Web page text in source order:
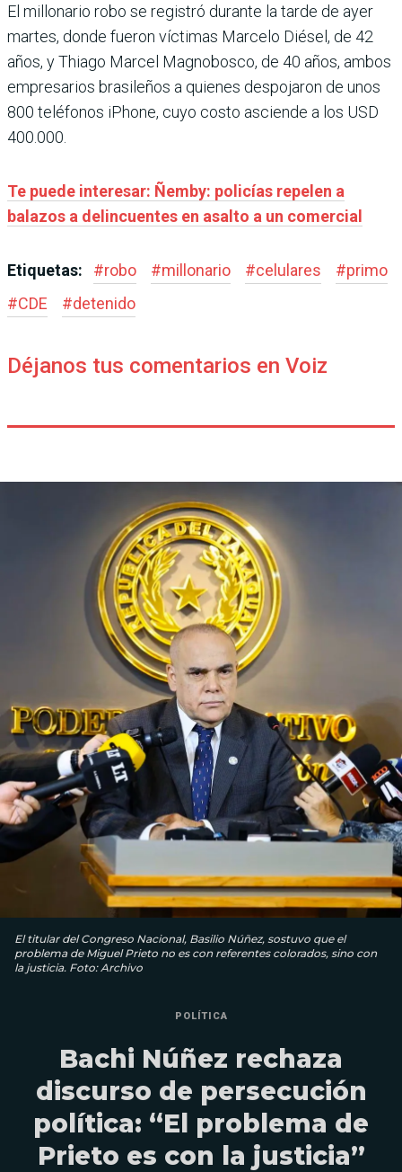
El millonario robo se registró durante la tarde de ayer
martes, donde fueron víctimas Marcelo Diésel, de 42
años, y Thiago Marcel Magnobosco, de 40 años, ambos
empresarios brasileños a quienes despojaron de unos
800 teléfonos iPhone, cuyo costo asciende a los USD
400.000.
Te puede interesar: Ñemby: policías repelen a
balazos a delincuentes en asalto a un comercial
Etiquetas: #robo #millonario #celulares #primo
#CDE #detenido
Déjanos tus comentarios en Voiz
El titular del Congreso Nacional, Basilio Núñez, sostuvo que el
problema de Miguel Prieto no es con referentes colorados, sino con
la justicia. Foto: Archivo
POLÍTICA
Bachi Núñez rechaza
discurso de persecución
política: “El problema de
Prieto es con la justicia”